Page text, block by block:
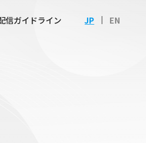
信ガイドライン EN
JP